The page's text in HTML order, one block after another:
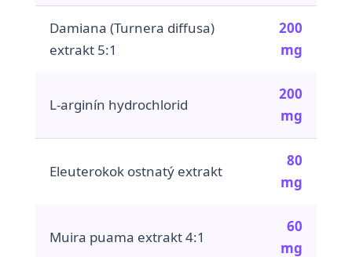
Damiana (Turnera diffusa)
extrakt 5:1
200
mg
L-arginín hydrochlorid
200
mg
Eleuterokok ostnatý extrakt
80
mg
Muira puama extrakt 4:1
60
mg